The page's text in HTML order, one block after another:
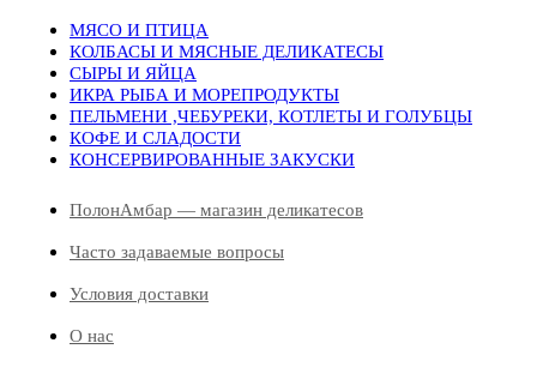
МЯСО И ПТИЦА
КОЛБАСЫ И МЯСНЫЕ ДЕЛИКАТЕСЫ
СЫРЫ И ЯЙЦА
ИКРА РЫБА И МОРЕПРОДУКТЫ
ПЕЛЬМЕНИ ,ЧЕБУРЕКИ, КОТЛЕТЫ И ГОЛУБЦЫ
КОФЕ И СЛАДОСТИ
КОНСЕРВИРОВАННЫЕ ЗАКУСКИ
ПолонАмбар — магазин деликатесов
Часто задаваемые вопросы
Условия доставки
О нас